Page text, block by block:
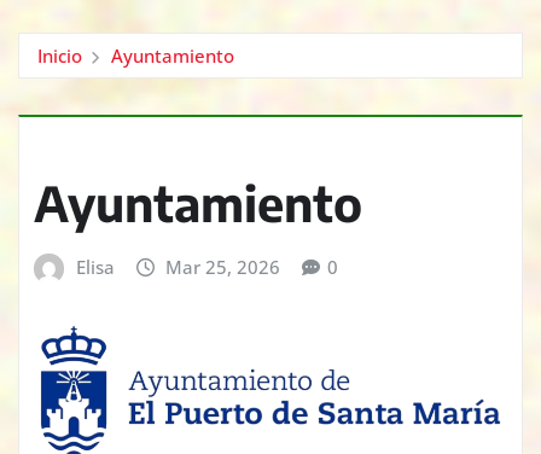
Inicio Ayuntamiento
Ayuntamiento
Elisa Mar 25, 2026 0